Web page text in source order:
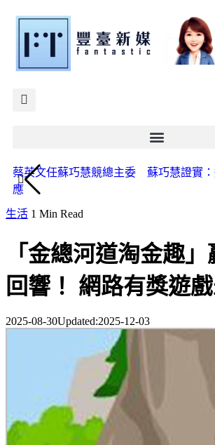
蔡英文任蘇巧慧競總主委 蘇巧慧證實
應
生活 1 Min Read
「金總河道淘金趣
回響！ 網路有獎遊
2025-08-30Updated:2025-12-03